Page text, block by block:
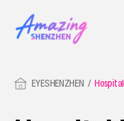
EYESHENZHEN